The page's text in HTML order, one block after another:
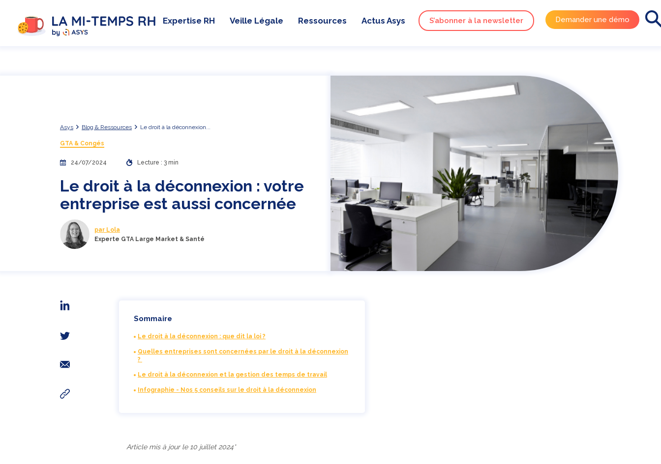
Expertise RH Veille Légale Ressources Actus Asys S’abonner à la newsletter Demander une démo
Asys Blog & Ressources Le droit à la déconnexion...
GTA & Congés
24/07/2024 Lecture : 3 min
Le droit à la déconnexion : votre
entreprise est aussi concernée
par Lola
Experte GTA Large Market & Santé
Sommaire
Le droit à la déconnexion : que dit la loi ?
Quelles entreprises sont concernées par le droit à la déconnexion
?
Le droit à la déconnexion et la gestion des temps de travail
Infographie - Nos 5 conseils sur le droit à la déconnexion
Article mis à jour le 10 juillet 2024*